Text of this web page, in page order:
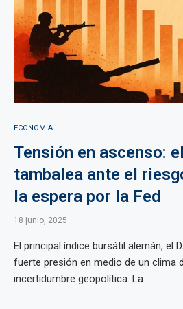
ECONOMÍA
Tensión en ascenso:
tambalea ante el
la espera por la Fed
18 junio, 2025
El principal índice bursátil alemán, el
fuerte presión en medio de un clima
incertidumbre geopolítica. La ...